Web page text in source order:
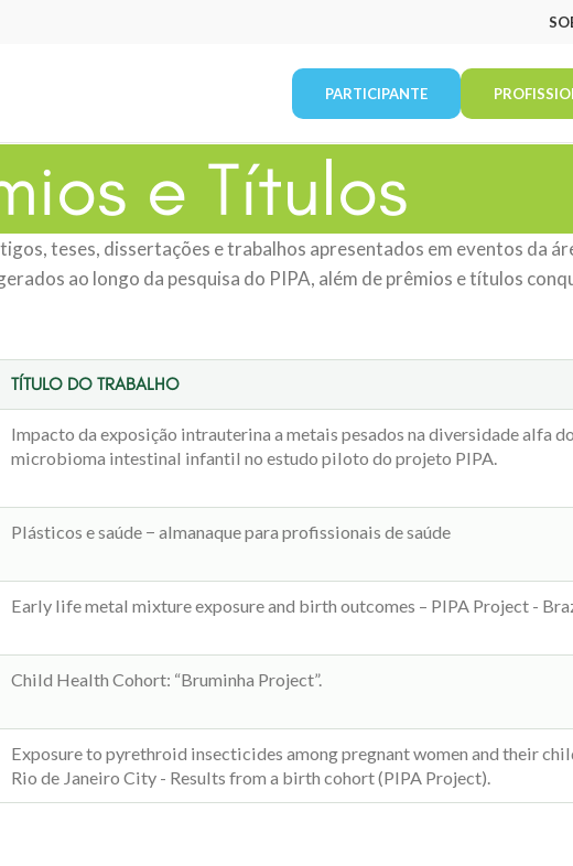
PARTICIPANTE
e Títulos
teses, dissertações e trabalhos apresentados em eventos da
ao longo da pesquisa do PIPA, além de prêmios e títulos
TÍTULO DO TRABALHO
Impacto da exposição intrauterina a metais pesados na diversidade alfa do
microbioma intestinal infantil no estudo piloto do projeto PIPA.
Plásticos e saúde − almanaque para profissionais de saúde
Early life metal mixture exposure and birth outcomes – PIPA Project -
Child Health Cohort: “Bruminha Project”.
Exposure to pyrethroid insecticides among pregnant women and their
Rio de Janeiro City - Results from a birth cohort (PIPA Project).